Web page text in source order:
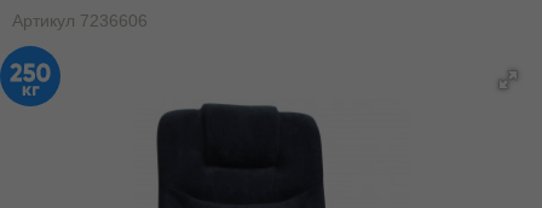
Артикул 7236606